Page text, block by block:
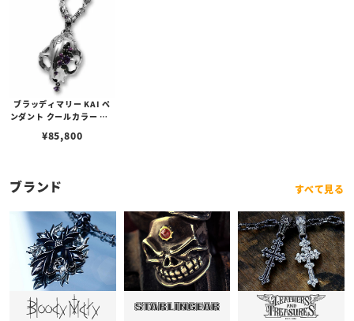
ブラッディマリー KAI ペ
ンダント クールカラー （B
¥85,800
ブランド すべて見る